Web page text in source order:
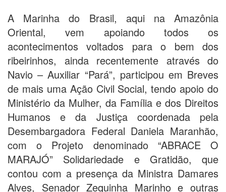
A Marinha do Brasil, aqui na Amazônia
Oriental, vem apoiando todos os
acontecimentos voltados para o bem dos
ribeirinhos, ainda recentemente através do
Navio – Auxiliar “Pará”, participou em Breves
de mais uma Ação Civil Social, tendo apoio do
Ministério da Mulher, da Família e dos Direitos
Humanos e da Justiça coordenada pela
Desembargadora Federal Daniela Maranhão,
com o Projeto denominado “ABRACE O
MARAJÓ” Solidariedade e Gratidão, que
contou com a presença da Ministra Damares
Alves, Senador Zequinha Marinho e outras